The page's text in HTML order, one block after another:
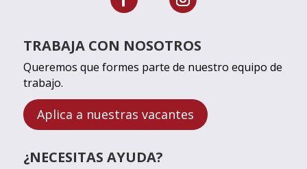
TRABAJA CON NOSOTROS
Queremos que formes parte de nuestro equipo de
trabajo.
Aplica a nuestras vacantes
¿NECESITAS AYUDA?